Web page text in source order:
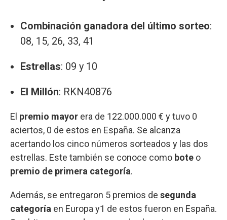
Combinación ganadora del último sorteo:
08, 15, 26, 33, 41
Estrellas: 09 y 10
El Millón: RKN40876
El premio mayor era de 122.000.000 € y tuvo 0
aciertos, 0 de estos en España. Se alcanza
acertando los cinco números sorteados y las dos
estrellas. Este también se conoce como bote o
premio de primera categoría.
Además, se entregaron 5 premios de segunda
categoría en Europa y1 de estos fueron en España.